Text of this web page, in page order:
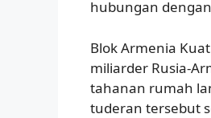
hubungan
Blok Armenia
miliarder Rusia-
tahanan rumah
tuderan tersebut